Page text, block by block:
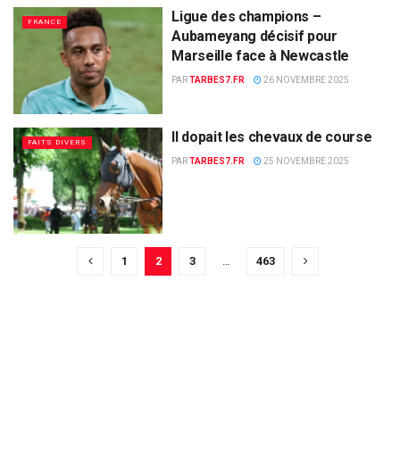
FRANCE
Ligue des champions –
Aubameyang décisif pour
Marseille face à Newcastle
PARTARBES7.FR 26 NOVEMBRE 2025
FAITS DIVERS Il dopait les chevaux de course
PARTARBES7.FR 25 NOVEMBRE 2025
1 2 3 … 463